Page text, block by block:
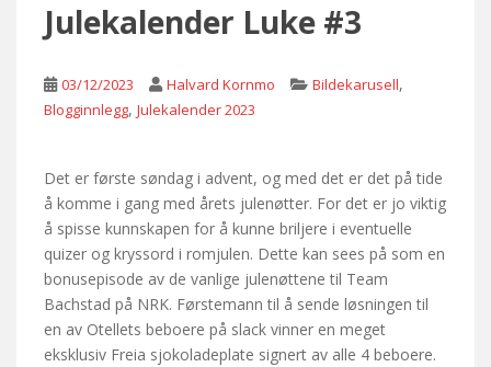
Julekalender Luke #3
03/12/2023 Halvard Kornmo Bildekarusell,
Blogginnlegg, Julekalender 2023
Det er første søndag i advent, og med det er det på tide
å komme i gang med årets julenøtter. For det er jo viktig
å spisse kunnskapen for å kunne briljere i eventuelle
quizer og kryssord i romjulen. Dette kan sees på som en
bonusepisode av de vanlige julenøttene til Team
Bachstad på NRK. Førstemann til å sende løsningen til
en av Otellets beboere på slack vinner en meget
eksklusiv Freia sjokoladeplate signert av alle 4 beboere.